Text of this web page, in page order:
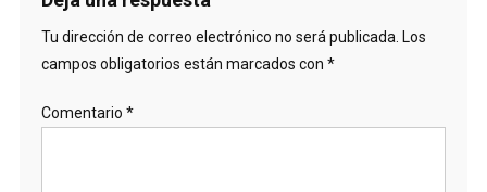
Tu dirección de correo electrónico no será publicada. Los
campos obligatorios están marcados con *
Comentario *